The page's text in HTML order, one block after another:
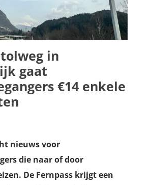
in
gaat
€14 enkele
nieuws voor
die naar of door
De Fernpass krijgt een